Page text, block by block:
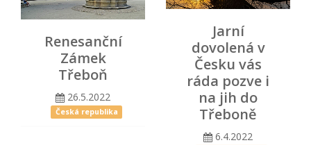
Renesanční
Zámek
Třeboň
26.5.2022
Česká republika
Jarní
dovolená v
Česku vás
ráda pozve i
na jih do
Třeboně
6.4.2022